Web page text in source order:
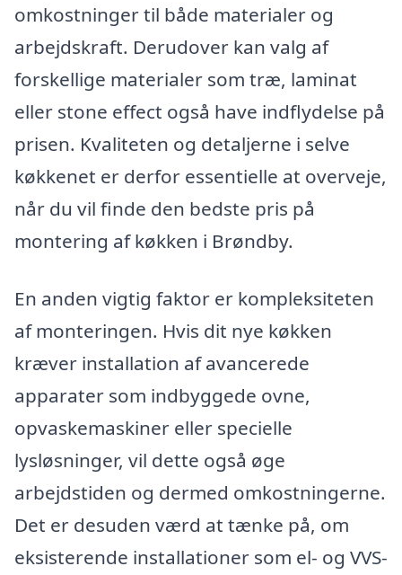
omkostninger til både materialer og
arbejdskraft. Derudover kan valg af
forskellige materialer som træ, laminat
eller stone effect også have indflydelse på
prisen. Kvaliteten og detaljerne i selve
køkkenet er derfor essentielle at overveje,
når du vil finde den bedste pris på
montering af køkken i Brøndby.
En anden vigtig faktor er kompleksiteten
af monteringen. Hvis dit nye køkken
kræver installation af avancerede
apparater som indbyggede ovne,
opvaskemaskiner eller specielle
lysløsninger, vil dette også øge
arbejdstiden og dermed omkostningerne.
Det er desuden værd at tænke på, om
eksisterende installationer som el- og VVS-